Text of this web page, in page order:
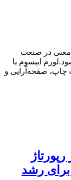
در صنعت
ایپسوم یا
چاپ، صفحه‌آرایی و
برای رشد